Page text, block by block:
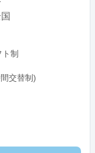
制
交替制)